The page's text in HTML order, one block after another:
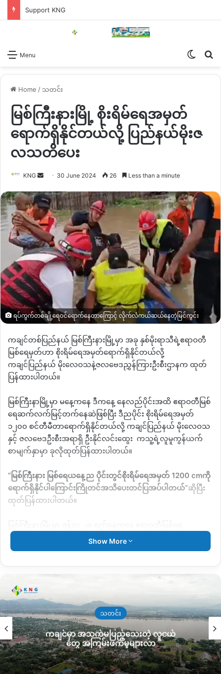
Support KNG
Menu
Home / သတင်း
မြစ်ကြီးနားမြို့ စိုးရိမ်ရေအမှတ်
ရောက်ရှိနိုင်တယ်လို့ ပြည်နယ်မိုးဇ
လသတိပေး
KNG
Send
email
30 June 2024 26 Less than a minute
ရပ်ကွက်တစ်ချို့ရေဝင်ရောက်နေတာကြောင့် လိုက်လံကယ်ဆယ်နေတဲ့မြင်ကွင်း
ကချင်တစ်ပြည်နယ် မြစ်ကြီးနားမြို့မှာ အခု နှစ်မိုးရာသီရဲ့ဧရာဝတီ
မြစ်ရေမှတ်ဟာ စိုးရိမ်ရေအမှတ်ရောက်ရှိနိုင်တယ်လို့
ကချင်ပြည်နယ် မိုးလေဝသနဲ့ဇလဗေဒညွှန်ကြားဦးစီးဌာနက ထုတ်
ပြန်ထားပါတယ်။
မြစ်ကြီးနာမြို့မှာ မနေ့ကနေ ဒီကနေ့ နေလည်ပိုင်းအထိ ဧရာဝတီမြစ်
ရေဆက်လက်မြင့်တက်နေဆဲဖြစ်ပြီး ဒီညပိုင်း စိုးရိမ်ရေအမှတ်
၁၂၀၀ စင်တီမီတာရောက်ရှိနိုင်တယ်လို့ ကချင်ပြည်နယ် မိုးလေဝသ
နှင့် ဇလဗေဒဦးစီးအရာရှိ ဦးနိုင်လင်းထွေး ကသူ့ရဲ့လူမူကွန်ယက်
စာမျက်နှာမှာ ခုလိုထုတ်ပြန်ထားပါတယ်။
“ မြစ်ကြီးနား မြစ်ရေယနေ့ည ပိုင်းတွင်စိုးရိမ်ရေအမှတ် 1200 cmကို
ရောက်ရှိနိုင်ပါကြောင်းကြိုတင်အသိပေးတင်ပြအပ်ပါတယ်”ဆိုပြီး
ထုတ်ပြန်ထားပါတယ်။
ဆက်လက်မြင့်တက်နေပြီး တစ်နာရီအတွင်း ၂ လက္မခန့်ထပ်တက်နေ
တယ်လို့လည်း ဒီကနေ့ နေ့လည် ၁နာရီမှာ ထုတ်ပြန်ထားပါတယ်။
ဧရာဝတီမြစ်နေရမြင့်တက်လာနေတာကြောင့် မြစ်ကြီးနားမြို့ မြေနိမ့်
ရပ်ကွက်တစ်ချို့ ကြက်ပေါင်ခြံ၊လယ်ကုန်း၊ရမ်ပူ၊မြေမြင့်ကွက်သစ် စ
တဲ့ရပ်ကွက်တစ်ချို့မှာရေဝင်ရောက်နေပြီဖြစ်တဲ့တွက် ဧရာဝတီလူမူ
ကူညီရေးအသင်းကနေ လိုက်လံပြောင်းရွှေ့ပေးနေကြပြီဲဖြစ်ပါတယ်။
ကျနော်တို့ ခုလောလာဆယ် ကြက်ပေါင်ခြံဘက်နဲ့ရမ်ပူဘက် အဓိက
ကယ်ဆယ်ရေးလုပ်နပြီဗျ။ တစ်ဖြည်းဖြည်းနဲ့ရေက ဝင်တာမြန်လာ
တယ်။“လို့လူမူကူညီရေးအသင်းတာဝန်ခံတစ်ဦးက ပြောပါတယ်။
Show More
သတင်း
ကချင်မှာ အသက်မပြည့်သေးတဲ့ လူငယ်
တွေ အကြမ်းဖက်မှုများလာ